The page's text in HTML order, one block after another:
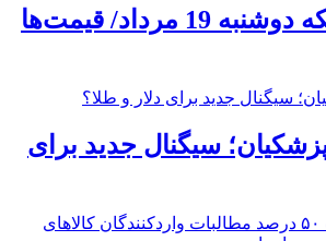
قیمت طلا و سکه دوشنبه 19 مرداد/ قیمت‌ها
سیگنال جدید برای